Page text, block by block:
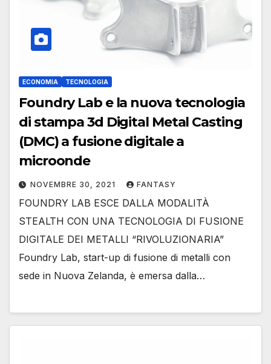
ECONOMIA TECNOLOGIA
Foundry Lab e la nuova tecnologia
di stampa 3d Digital Metal Casting
(DMC) a fusione digitale a
microonde
NOVEMBRE 30, 2021 FANTASY
FOUNDRY LAB ESCE DALLA MODALITÀ
STEALTH CON UNA TECNOLOGIA DI FUSIONE
DIGITALE DEI METALLI “RIVOLUZIONARIA”
Foundry Lab, start-up di fusione di metalli con
sede in Nuova Zelanda, è emersa dalla…